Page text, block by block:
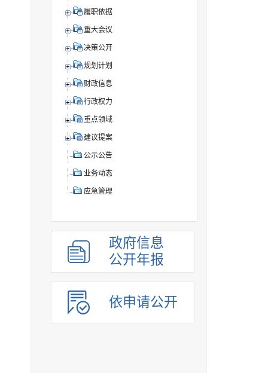
履职依据
重大会议
决策公开
规划计划
财政信息
行政权力
重点领域
建议提案
公示公告
业务动态
应急管理
政府信息
公开年报
依申请公开